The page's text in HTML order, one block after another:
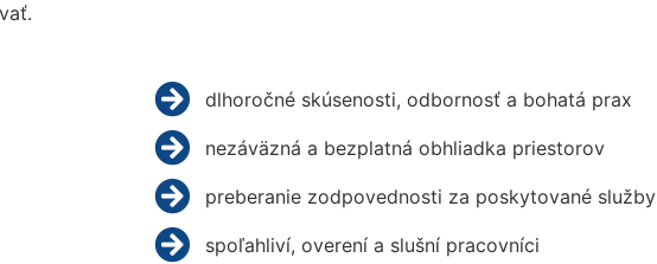
dlhoročné skúsenosti, odbornosť a bohatá prax
nezáväzná a bezplatná obhliadka priestorov
preberanie zodpovednosti za poskytované služby
spoľahliví, overení a slušní pracovníci